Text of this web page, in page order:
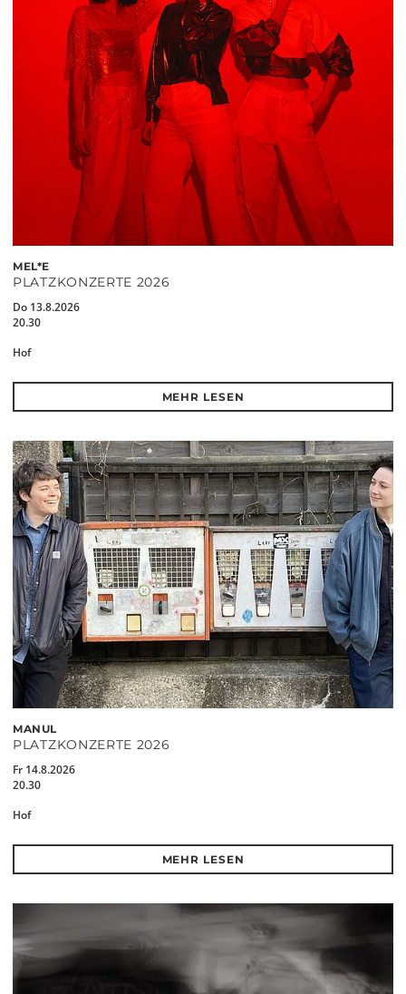
MEL*E
PLATZKONZERTE 2026
Do 13.8.2026
20.30
Hof
MEHR LESEN
MANUL
PLATZKONZERTE 2026
Fr 14.8.2026
20.30
Hof
MEHR LESEN